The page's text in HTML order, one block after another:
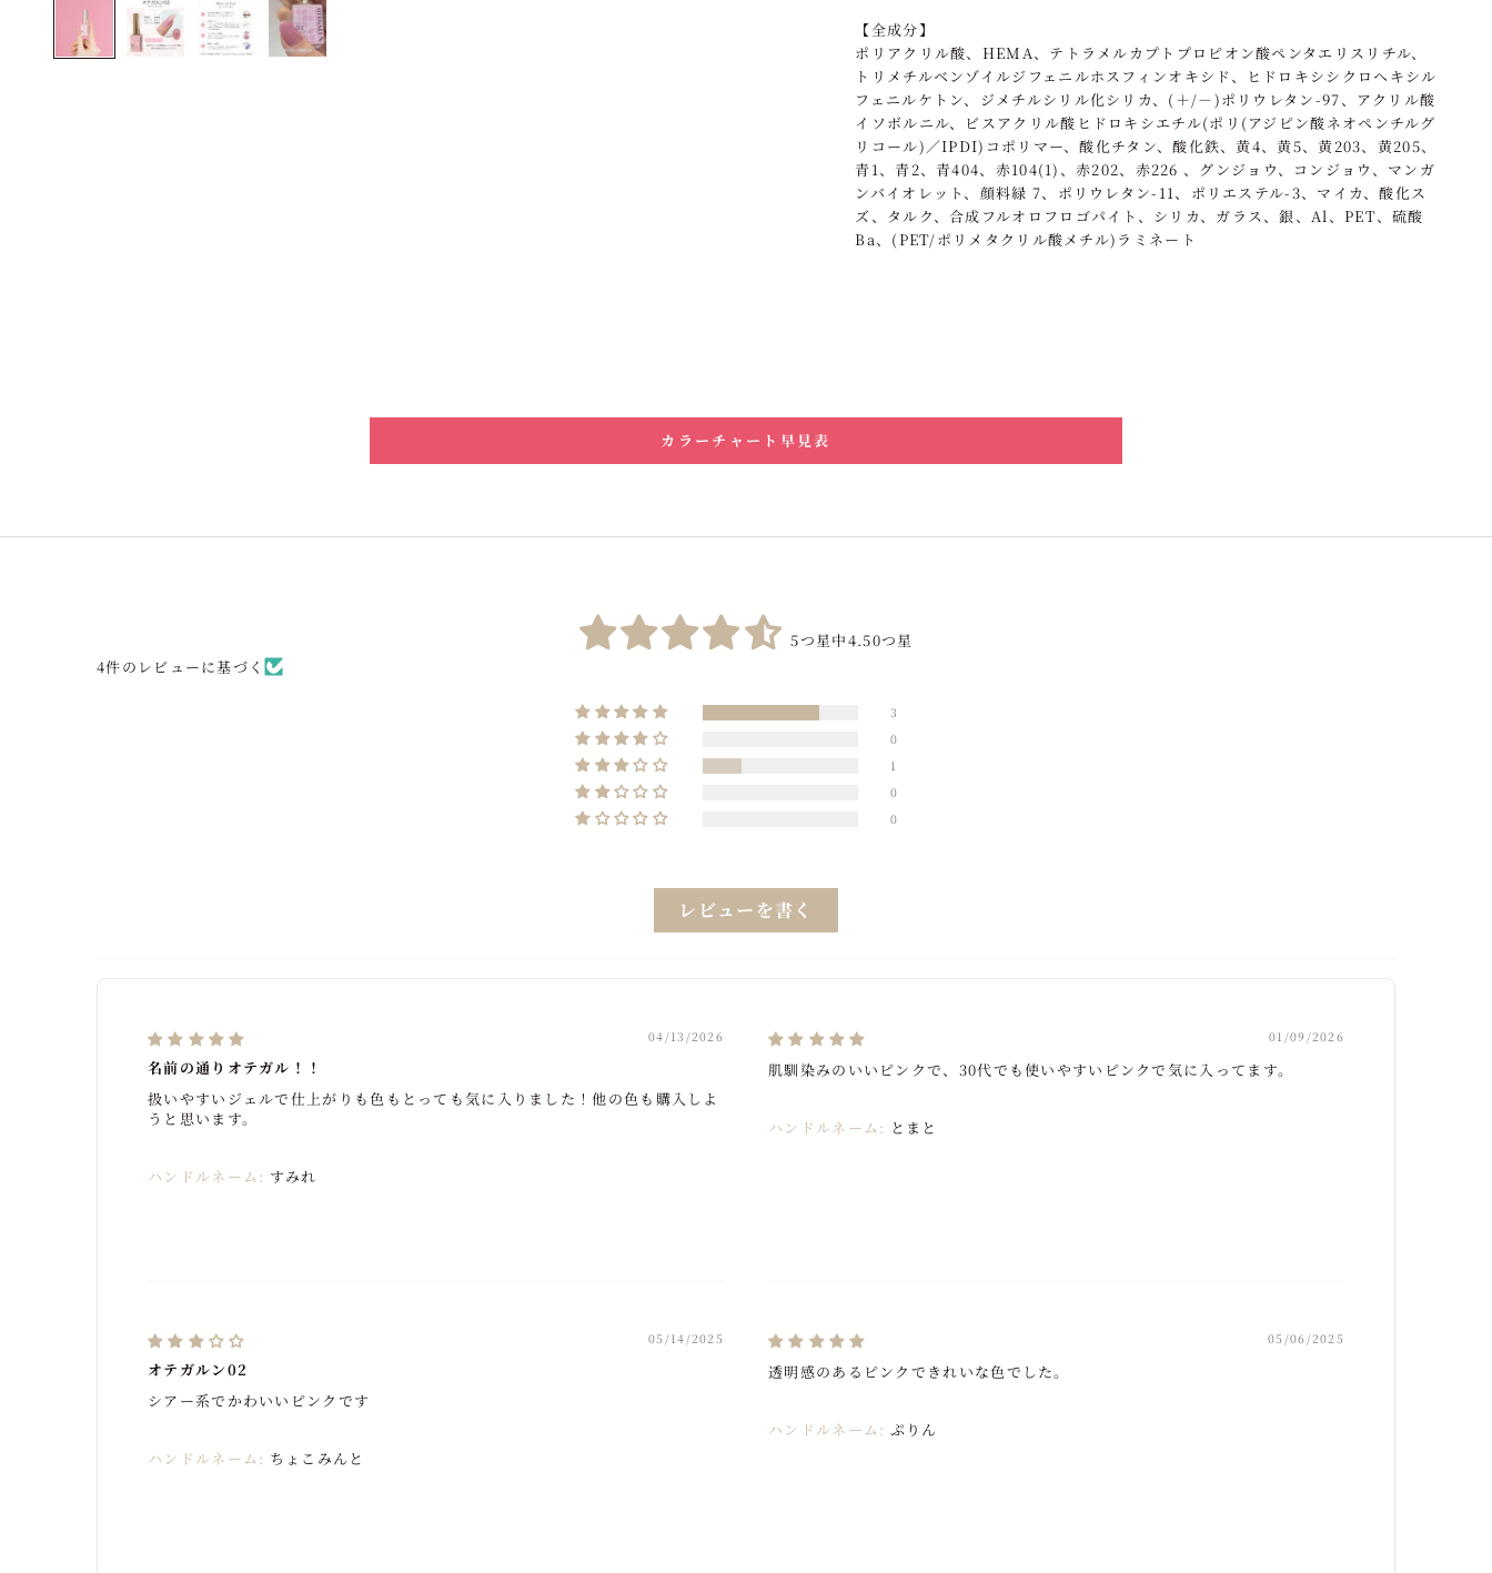
【全成分】
ポリアクリル酸、HEMA、テトラメルカプトプロピオン酸ペンタエリスリチル、
トリメチルベンゾイルジフェニルホスフィンオキシド、ヒドロキシシクロヘキシル
フェニルケトン、ジメチルシリル化シリカ、(＋/－)ポリウレタン-97、アクリル酸
イソボルニル、ビスアクリル酸ヒドロキシエチル(ポリ(アジピン酸ネオペンチルグ
リコール)／IPDI)コポリマー、酸化チタン、酸化鉄、黄4、黄5、黄203、黄205、
青1、青2、青404、赤104(1)、赤202、赤226 、グンジョウ、コンジョウ、マンガ
ンバイオレット、顔料緑 7、ポリウレタン-11、ポリエステル-3、マイカ、酸化ス
ズ、タルク、合成フルオロフロゴパイト、シリカ、ガラス、銀、Al、PET、硫酸
Ba、(PET/ポリメタクリル酸メチル)ラミネート
カラーチャート早見表
5つ星中4.50つ星
4件のレビューに基づく
3
0
1
0
0
レビューを書く
ハンドルネーム: すみれ
04/13/2026
名前の通りオテガル！！
扱いやすいジェルで仕上がりも色もとっても気に入りました！他の色も購入しよ
うと思います。
ハンドルネーム: とまと
01/09/2026
肌馴染みのいいピンクで、30代でも使いやすいピンクで気に入ってます。
ハンドルネーム: ちょこみんと
05/14/2025
オテガルン02
シアー系でかわいいピンクです
ハンドルネーム: ぷりん
05/06/2025
透明感のあるピンクできれいな色でした。